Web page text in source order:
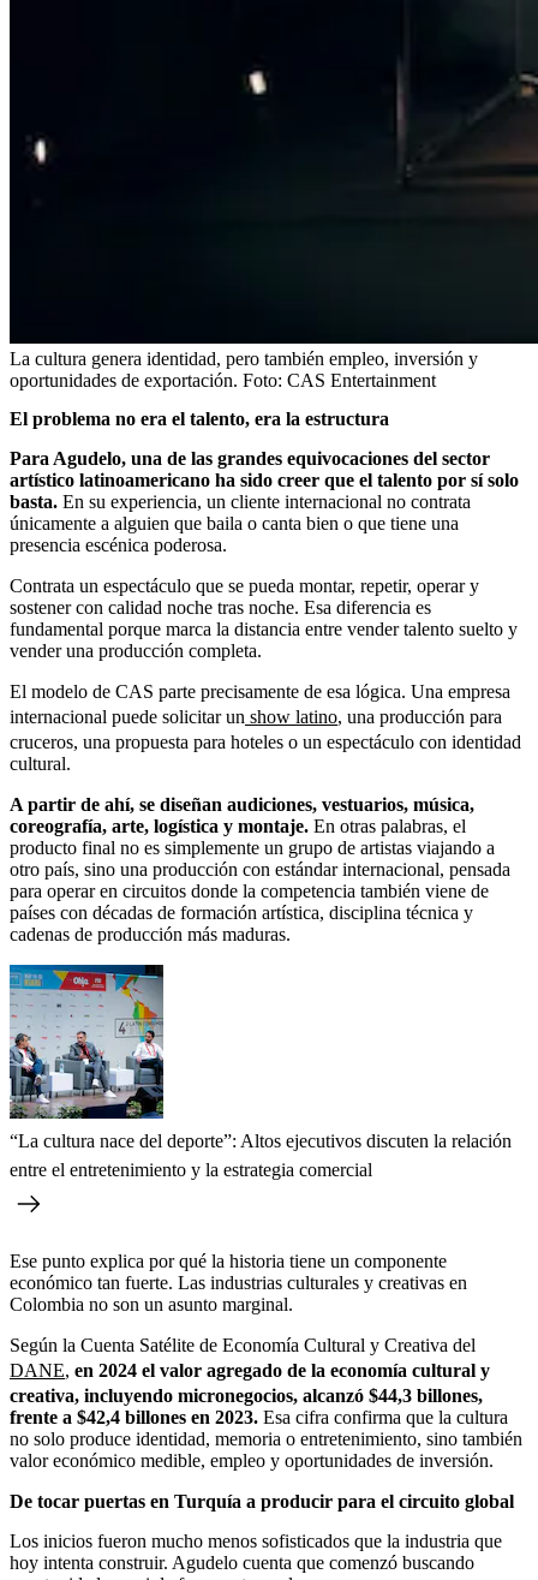
La cultura genera identidad, pero también empleo, inversión y
oportunidades de exportación. Foto: CAS Entertainment
El problema no era el talento, era la estructura
Para Agudelo, una de las grandes equivocaciones del sector
artístico latinoamericano ha sido creer que el talento por sí solo
basta. En su experiencia, un cliente internacional no contrata
únicamente a alguien que baila o canta bien o que tiene una
presencia escénica poderosa.
Contrata un espectáculo que se pueda montar, repetir, operar y
sostener con calidad noche tras noche. Esa diferencia es
fundamental porque marca la distancia entre vender talento suelto y
vender una producción completa.
El modelo de CAS parte precisamente de esa lógica. Una empresa
internacional puede solicitar un show latino, una producción para
cruceros, una propuesta para hoteles o un espectáculo con identidad
cultural.
A partir de ahí, se diseñan audiciones, vestuarios, música,
coreografía, arte, logística y montaje. En otras palabras, el
producto final no es simplemente un grupo de artistas viajando a
otro país, sino una producción con estándar internacional, pensada
para operar en circuitos donde la competencia también viene de
países con décadas de formación artística, disciplina técnica y
cadenas de producción más maduras.
“La cultura nace del deporte”: Altos ejecutivos discuten la relación
entre el entretenimiento y la estrategia comercial
Ese punto explica por qué la historia tiene un componente
económico tan fuerte. Las industrias culturales y creativas en
Colombia no son un asunto marginal.
Según la Cuenta Satélite de Economía Cultural y Creativa del
DANE, en 2024 el valor agregado de la economía cultural y
creativa, incluyendo micronegocios, alcanzó $44,3 billones,
frente a $42,4 billones en 2023. Esa cifra confirma que la cultura
no solo produce identidad, memoria o entretenimiento, sino también
valor económico medible, empleo y oportunidades de inversión.
De tocar puertas en Turquía a producir para el circuito global
Los inicios fueron mucho menos sofisticados que la industria que
hoy intenta construir. Agudelo cuenta que comenzó buscando